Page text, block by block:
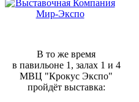
В то же время
в павильоне 1, залах 1 и 4
МВЦ "Крокус Экспо"
пройдёт выставка: